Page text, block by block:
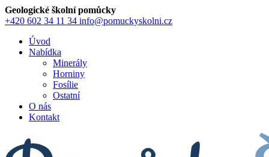
Geologické školní pomůcky
+420 602 34 11 34 info@pomuckyskolni.cz
Úvod
Nabídka
Minerály
Horniny
Fosílie
Ostatní
O nás
Kontakt